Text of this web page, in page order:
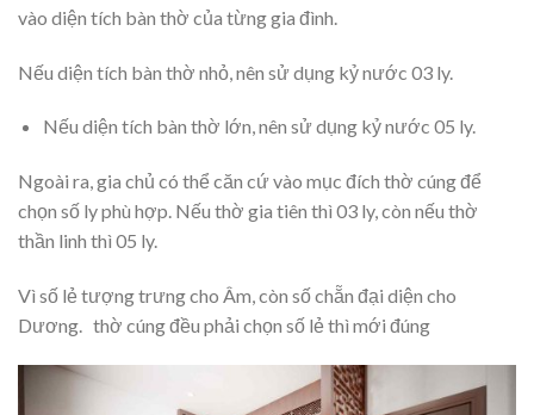
vào diện tích bàn thờ của từng gia đình.
Nếu diện tích bàn thờ nhỏ, nên sử dụng kỷ nước 03 ly.
Nếu diện tích bàn thờ lớn, nên sử dụng kỷ nước 05 ly.
Ngoài ra, gia chủ có thể căn cứ vào mục đích thờ cúng để
chọn số ly phù hợp. Nếu thờ gia tiên thì 03 ly, còn nếu thờ
thần linh thì 05 ly.
Vì số lẻ tượng trưng cho Âm, còn số chẵn đại diện cho
Dương. thờ cúng đều phải chọn số lẻ thì mới đúng